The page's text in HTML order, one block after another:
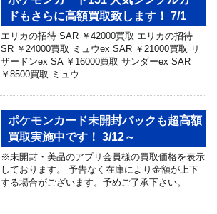
ドもさらに高額買取致します！ 7/1
エリカの招待 SAR ￥42000買取 エリカの招待
SR ￥24000買取 ミュウex SAR ￥21000買取 リ
ザードンex SA ￥16000買取 サンダーex SAR
￥8500買取 ミュウ …
ポケモンカード未開封パックも超高額
買取実施中です！ 3/12～
※未開封・美品のアプリ会員様の買取価格を表示
しております。 予告なく在庫により金額が上下
する場合がございます。予めご了承下さい。